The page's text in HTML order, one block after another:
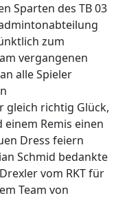
Sparten des TB 03
zum
vergangenen
alle Spieler
gleich richtig Glück,
Remis einen
Dress feiern
Schmid bedankte
vom RKT für
Team von